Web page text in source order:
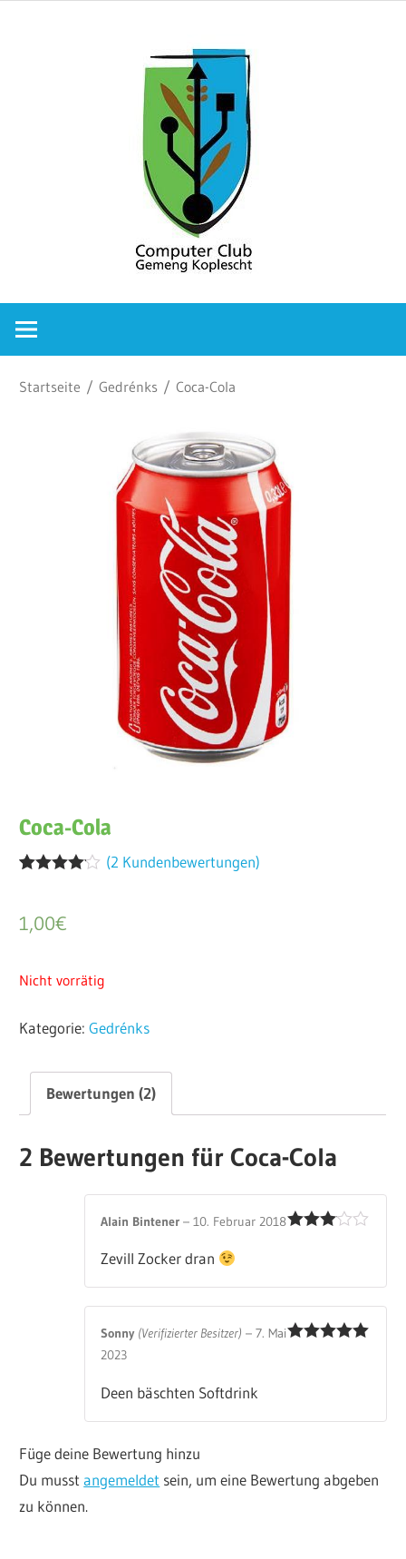
Club
Startseite /Gedrénks / Coca-Cola
Coca-Cola
von 5,
basierend
(2 Kundenbewertungen)
1,00€
Nicht vorrätig
Kategorie:Gedrénks
Bewertungen (2)
2 Bewertungen fürCoca-Cola
Alain Bintener – 10. Februar 2018
Zevill Zocker dran
Sonny (Verifizierter Besitzer) – 7. Mai
2023
Deen bäschten Softdrink
Füge deine Bewertung hinzu
Du musstangemeldet sein, um eine Bewertung abgeben
zu können.